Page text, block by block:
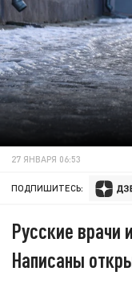
27 ЯНВАРЯ 06:53
ПОДПИШИТЕСЬ:
Русские врачи
Написаны